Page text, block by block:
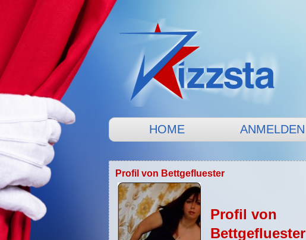
HOME ANMELDEN
Profil von Bettgefluester
Profil von
Bettgefluester